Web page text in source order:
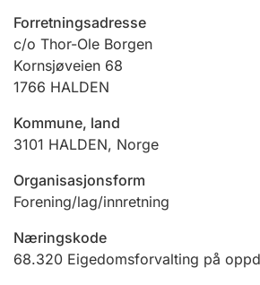
Jeger
Betaling og jegeravgiftskort
Ektepaktrettleiaren
Forretningsadresse
c/o Thor-Ole Borgen
Kornsjøveien 68
1766 HALDEN
Kommune, land
3101 HALDEN, Norge
Organisasjonsform
Forening/lag/innretning
Næringskode
68.320 Eigedomsforvalting på